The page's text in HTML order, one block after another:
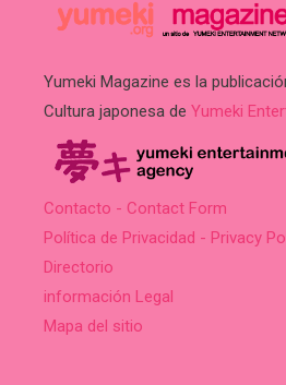
Yumeki Magazine es la
Cultura japonesa de Yumeki
Contacto - Contact Form
Política de Privacidad - Privacy
Directorio
información Legal
Mapa del sitio